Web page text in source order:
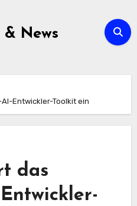
& News
Entwickler-Toolkit ein
das